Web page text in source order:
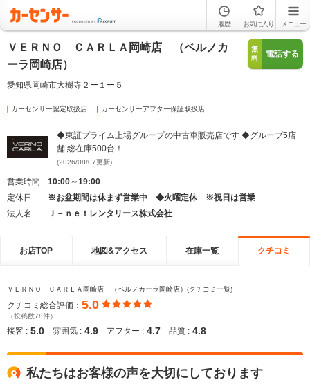
履歴 お気に入り メニュー
ＶＥＲＮＯ ＣＡＲＬＡ岡崎店 （ベルノカ
ーラ岡崎店）
愛知県岡崎市大樹寺２ー１ー５
無
料
電話する
カーセンサー認定取扱店 カーセンサーアフター保証取扱店
◆東証プライム上場グループの中古車販売店です ◆グループ5店
舗 総在庫500台！
(2026/08/07更新)
営業時間
10:00～19:00
定休日
※お盆期間は休まず営業中 ◆火曜定休 ※祝日は営業
法人名
Ｊ－ｎｅｔレンタリース株式会社
お店TOP 地図&アクセス 在庫一覧 クチコミ
ＶＥＲＮＯ ＣＡＲＬＡ岡崎店 （ベルノカーラ岡崎店）(クチコミ一覧)
クチコミ総合評価： 5.0
（投稿数78件）
接客 : 5.0 雰囲気 : 4.9 アフター : 4.7 品質 : 4.8
私たちはお客様の声を大切にしております